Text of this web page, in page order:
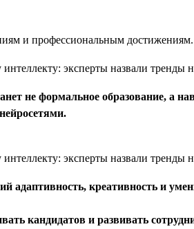
и профессиональным достижениям.
не формальное образование, а
креативность и
кандидатов и развивать